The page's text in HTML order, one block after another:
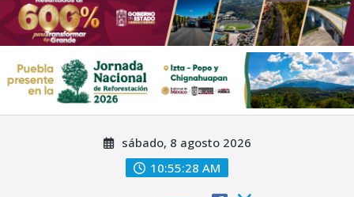
sábado, 8 agosto 2026
10:55:30 AM